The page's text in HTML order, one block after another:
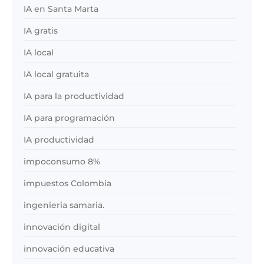
IA en Santa Marta
IA gratis
IA local
IA local gratuita
IA para la productividad
IA para programación
IA productividad
impoconsumo 8%
impuestos Colombia
ingenieria samaria.
innovación digital
innovación educativa